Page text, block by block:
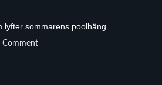
lyfter sommarens poolhäng
Comment